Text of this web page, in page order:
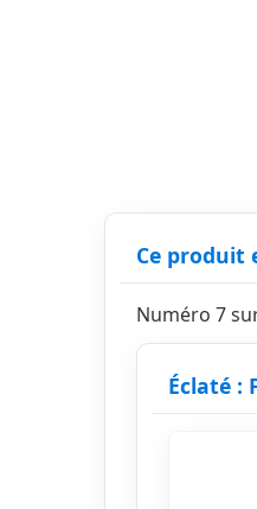
Ce produit
Numéro 7
Éclaté :